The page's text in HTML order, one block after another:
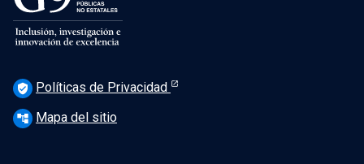
verified_user Políticas de Privacidad
account_tree Mapa del sitio